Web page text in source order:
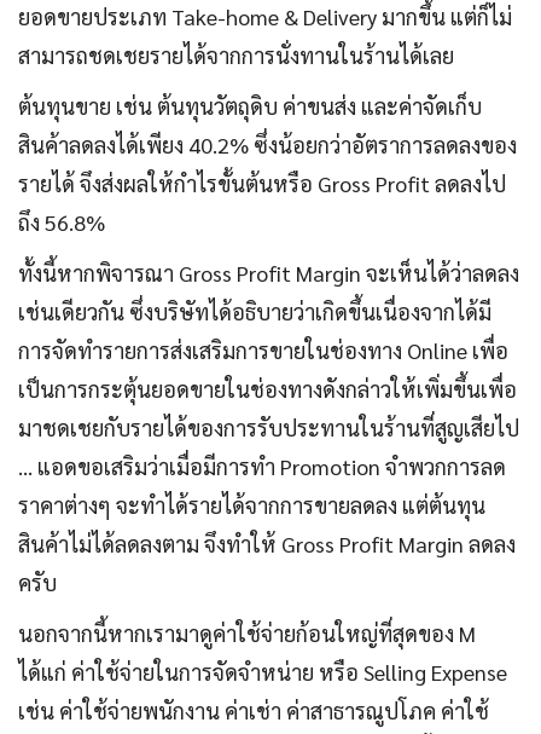
ยอดขายประเภท Take-home & Delivery มากขึ้น แต่ก็ไม่
สามารถชดเชยรายได้จากการนั่งทานในร้านได้เลย
ต้นทุนขาย เช่น ต้นทุนวัตถุดิบ ค่าขนส่ง และค่าจัดเก็บ
สินค้าลดลงได้เพียง 40.2% ซึ่งน้อยกว่าอัตราการลดลงของ
รายได้ จึงส่งผลให้กำไรขั้นต้นหรือ Gross Profit ลดลงไป
ถึง 56.8%
ทั้งนี้หากพิจารณา Gross Profit Margin จะเห็นได้ว่าลดลง
เช่นเดียวกัน ซึ่งบริษัทได้อธิบายว่าเกิดขึ้นเนื่องจากได้มี
การจัดทำรายการส่งเสริมการขายในช่องทาง Online เพื่อ
เป็นการกระตุ้นยอดขายในช่องทางดังกล่าวให้เพิ่มขึ้นเพื่อ
มาชดเชยกับรายได้ของการรับประทานในร้านที่สูญเสียไป
… แอดขอเสริมว่าเมื่อมีการทำ Promotion จำพวกการลด
ราคาต่างๆ จะทำได้รายได้จากการขายลดลง แต่ต้นทุน
สินค้าไม่ได้ลดลงตาม จึงทำให้ Gross Profit Margin ลดลง
ครับ
นอกจากนี้หากเรามาดูค่าใช้จ่ายก้อนใหญ่ที่สุดของ M
ได้แก่ ค่าใช้จ่ายในการจัดจำหน่าย หรือ Selling Expense
เช่น ค่าใช้จ่ายพนักงาน ค่าเช่า ค่าสาธารณูปโภค ค่าใช้